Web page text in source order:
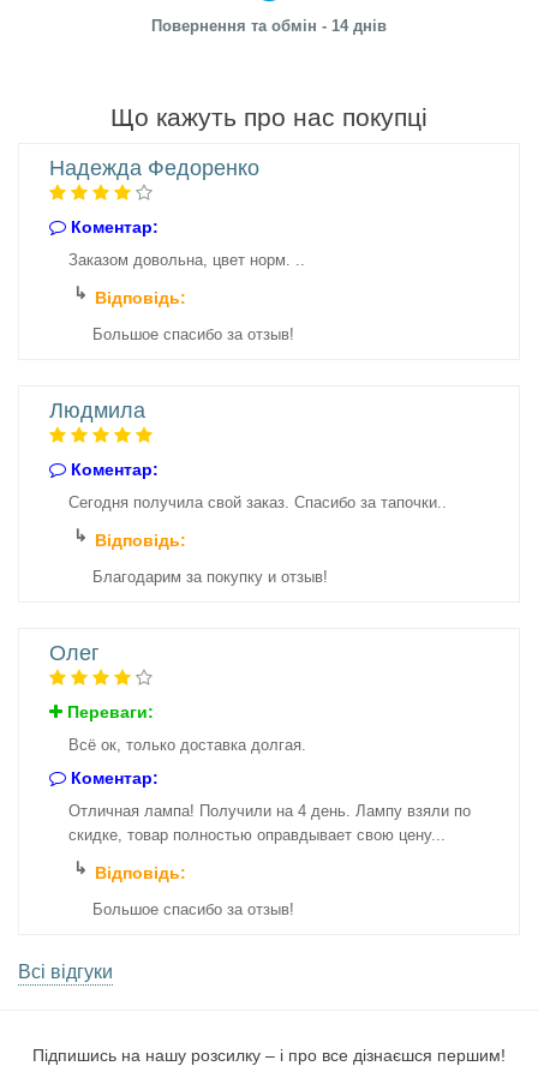
Повернення та обмін - 14 днів
Що кажуть про нас покупці
Надежда Федоренко
Коментар:
Заказом довольна, цвет норм. ..
Відповідь:
Большое спасибо за отзыв!
Людмила
Коментар:
Сегодня получила свой заказ. Спасибо за тапочки..
Відповідь:
Благодарим за покупку и отзыв!
Олег
Переваги:
Всё ок, только доставка долгая.
Коментар:
Отличная лампа! Получили на 4 день. Лампу взяли по
скидке, товар полностью оправдывает свою цену...
Відповідь:
Большое спасибо за отзыв!
Всі відгуки
Підпишись на нашу розсилку – і про все дізнаєшся першим!